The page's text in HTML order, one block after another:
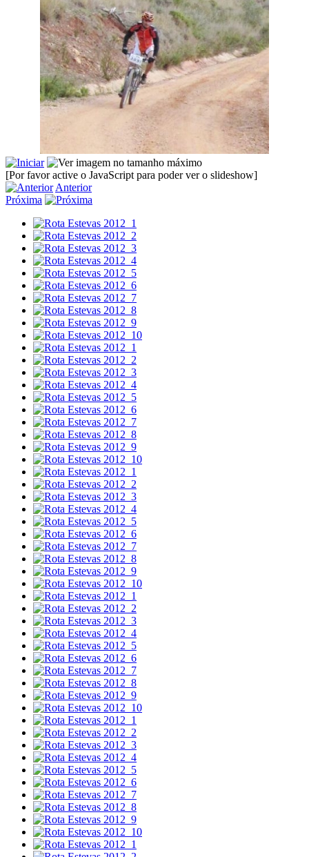
[Por favor active o JavaScript para poder ver o slideshow]
Anterior
Próxima